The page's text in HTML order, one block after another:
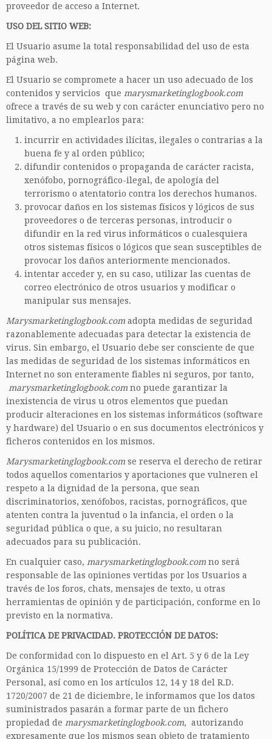
proveedor de acceso a Internet.
USO DEL SITIO WEB:
El Usuario asume la total responsabilidad del uso de esta
página web.
El Usuario se compromete a hacer un uso adecuado de los
contenidos y servicios que marysmarketinglogbook.com
ofrece a través de su web y con carácter enunciativo pero no
limitativo, a no emplearlos para:
incurrir en actividades ilícitas, ilegales o contrarias a la
buena fe y al orden público;
difundir contenidos o propaganda de carácter racista,
xenófobo, pornográfico-ilegal, de apología del
terrorismo o atentatorio contra los derechos humanos.
provocar daños en los sistemas físicos y lógicos de sus
proveedores o de terceras personas, introducir o
difundir en la red virus informáticos o cualesquiera
otros sistemas físicos o lógicos que sean susceptibles de
provocar los daños anteriormente mencionados.
intentar acceder y, en su caso, utilizar las cuentas de
correo electrónico de otros usuarios y modificar o
manipular sus mensajes.
Marysmarketinglogbook.com adopta medidas de seguridad
razonablemente adecuadas para detectar la existencia de
virus. Sin embargo, el Usuario debe ser consciente de que
las medidas de seguridad de los sistemas informáticos en
Internet no son enteramente fiables ni seguros, por tanto,
marysmarketinglogbook.com no puede garantizar la
inexistencia de virus u otros elementos que puedan
producir alteraciones en los sistemas informáticos (software
y hardware) del Usuario o en sus documentos electrónicos y
ficheros contenidos en los mismos.
Marysmarketinglogbook.com se reserva el derecho de retirar
todos aquellos comentarios y aportaciones que vulneren el
respeto a la dignidad de la persona, que sean
discriminatorios, xenófobos, racistas, pornográficos, que
atenten contra la juventud o la infancia, el orden o la
seguridad pública o que, a su juicio, no resultaran
adecuados para su publicación.
En cualquier caso, marysmarketinglogbook.com no será
responsable de las opiniones vertidas por los Usuarios a
través de los foros, chats, mensajes de texto, u otras
herramientas de opinión y de participación, conforme en lo
previsto en la normativa.
POLÍTICA DE PRIVACIDAD. PROTECCIÓN DE DATOS:
De conformidad con lo dispuesto en el Art. 5 y 6 de la Ley
Orgánica 15/1999 de Protección de Datos de Carácter
Personal, así como en los artículos 12, 14 y 18 del R.D.
1720/2007 de 21 de diciembre, le informamos que los datos
suministrados pasarán a formar parte de un fichero
propiedad de marysmarketinglogbook.com, autorizando
expresamente que los mismos sean objeto de tratamiento